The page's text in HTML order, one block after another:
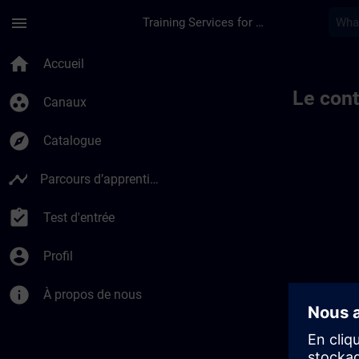
menu Training Services for Digital Industries
home Accueil
group_work Canaux
explore Catalogue
timeline Parcours d’apprentissage
assignment_turned_in Test d'entrée
account_circle Profil
info À propos de nous
Le